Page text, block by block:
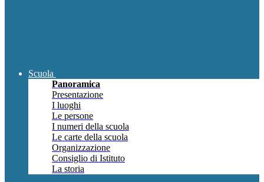
Scuola
Panoramica
Presentazione
I luoghi
Le persone
I numeri della scuola
Le carte della scuola
Organizzazione
Consiglio di Istituto
La storia